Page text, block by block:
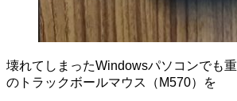
壊れてしまったWindowsパソコンでも
のトラックボールマウス（M570）を